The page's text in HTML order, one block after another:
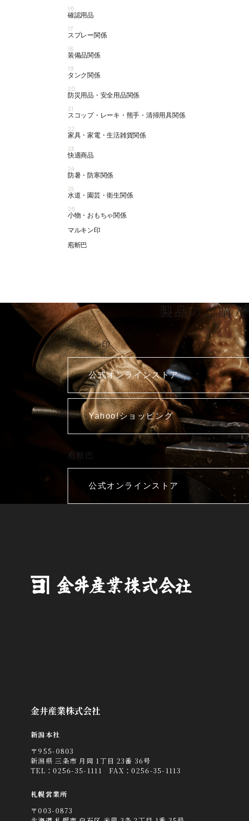
16
確認用品
17
スプレー関係
18
装備品関係
19
タンク関係
20
防災用品・安全用品関係
21
スコップ・レーキ・熊手・清掃用具関係
22
家具・家電・生活雑貨関係
23
快適商品
24
防暑・防寒関係
25
水道・園芸・衛生関係
26
小物・おもちゃ関係
マルキン印
庖斬巴
製品のご購入
マルキン印
公式オンラインストア
Yahoo!ショッピング
庖斬巴
公式オンラインストア
金井産業株式会社
新潟本社
〒955-0803
新潟県 三条市 月岡 1丁目 23番 36号
TEL：0256-35-1111 FAX：0256-35-1113
札幌営業所
〒003-0873